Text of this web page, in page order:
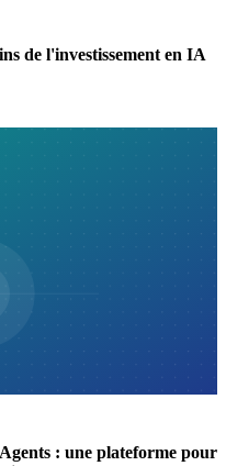
de l'investissement en IA
: une plateforme pour